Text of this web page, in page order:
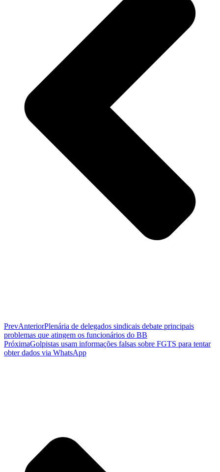
PrevAnteriorPlenária de delegados sindicais debate principais
problemas que atingem os funcionários do BB
PróximaGolpistas usam informações falsas sobre FGTS para tentar
obter dados via WhatsApp